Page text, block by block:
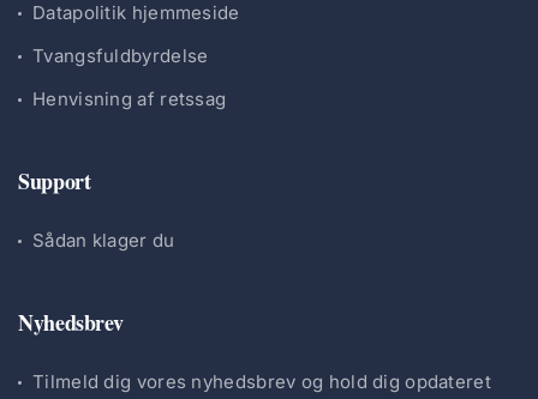
Datapolitik hjemmeside
Tvangsfuldbyrdelse
Henvisning af retssag
Support
Sådan klager du
Nyhedsbrev
Tilmeld dig vores nyhedsbrev og hold dig opdateret